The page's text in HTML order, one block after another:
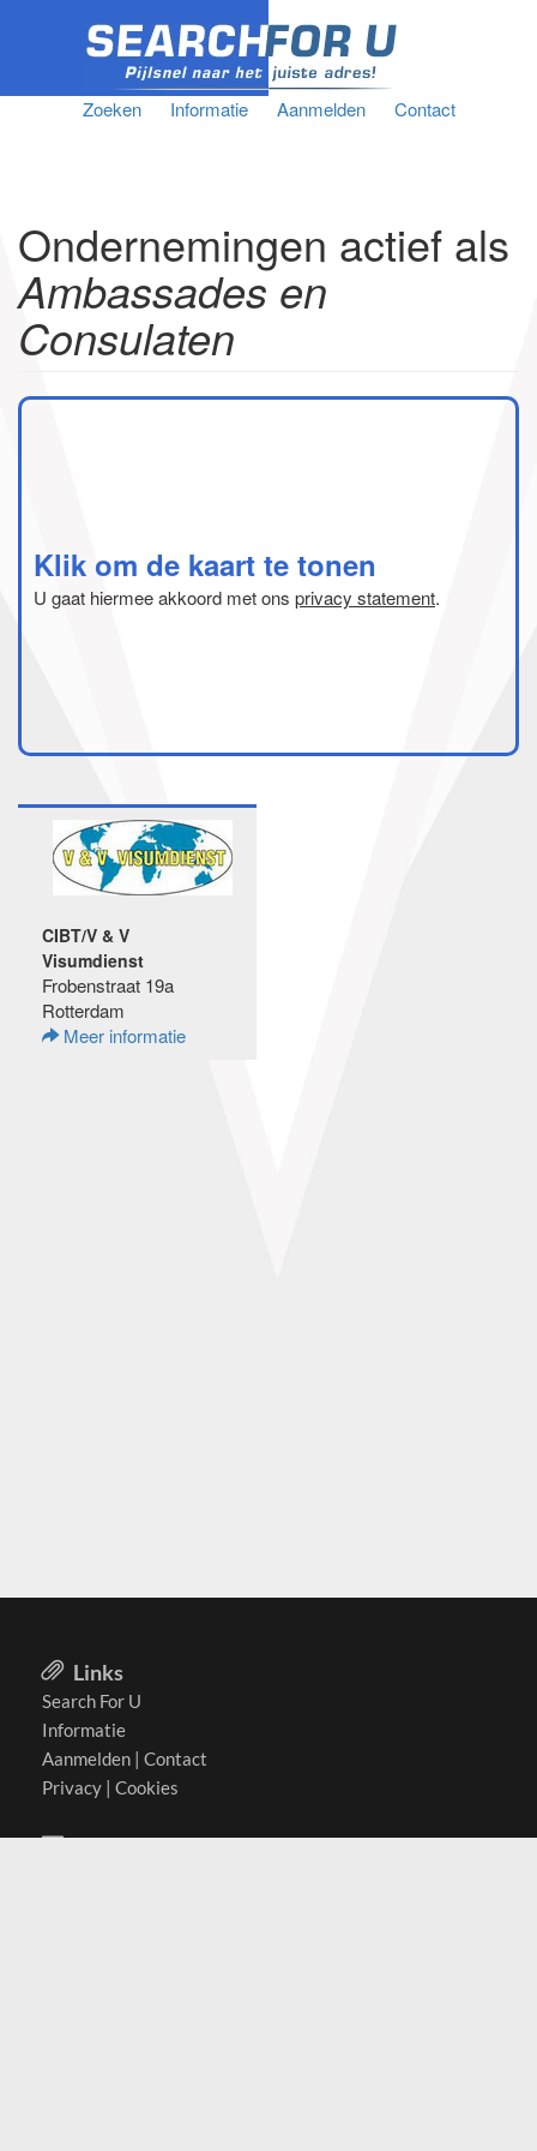
Zoeken Informatie Aanmelden Contact
Ondernemingen actief als
Ambassades en
Consulaten
Klik om de kaart te tonen
U gaat hiermee akkoord met ons privacy statement.
CIBT/V & V
Visumdienst
Frobenstraat 19a
Rotterdam
Meer informatie
Links
Search For U
Informatie
Aanmelden | Contact
Privacy | Cookies
Actief in